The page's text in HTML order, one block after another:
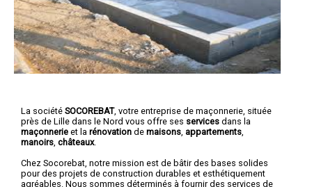
La société SOCOREBAT, votre entreprise de maçonnerie , située
près de Lille dans le Nord vous offre ses services dans la
maçonnerie et la rénovation de maisons appartements
manoirs châteaux.
Chez Socorebat, notre mission est de bâtir des bases solides
pour des projets de construction durables et esthétiquement
agréables. Nous sommes déterminés à fournir des services de